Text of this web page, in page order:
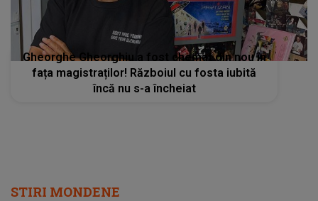
Gheorghe Gheorghiu a fost chemat din nou în
fața magistraților! Războiul cu fosta iubită
încă nu s-a încheiat
STIRI MONDENE